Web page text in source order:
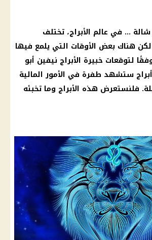
… في عالم الأبراج، تختلف
لكن هناك بعض الأوقات التي يلمع فيها
لتوقعات خبيرة الأبراج نيفين أبو
ستشهد طفرة في الأمور المالية
فلنستعرض هذه الأبراج وما تخبئه